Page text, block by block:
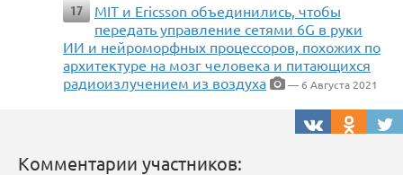
17
MIT и Ericsson объединились, чтобы
передать управление сетями 6G в руки
ИИ и нейроморфных процессоров, похожих по
архитектуре на мозг человека и питающихся
радиоизлучением из воздуха
— 6 Августа 2021
Комментарии участников: